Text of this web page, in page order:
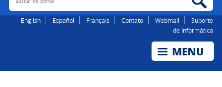
English Español Français Contato Webmail
Suporte
de Informática